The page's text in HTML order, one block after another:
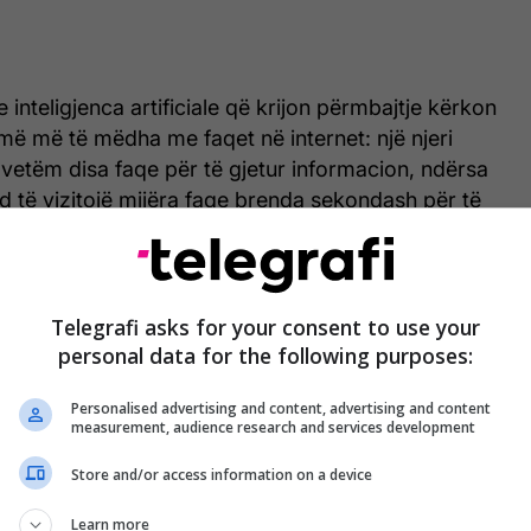
inteligjenca artificiale që krijon përmbajtje kërkon
më të mëdha me faqet në internet: një njeri
disa faqe për të gjetur informacion, ndërsa
të vizitojë mijëra faqe brenda sekondash për të
artificiale gjeneruese, botët përbënin
trafikut të internetit, ku ndër ta ishin edhe botët
të kërkimit si Googlebot. Por, “uria” për
ndryshim është po aq themelor sa tranzicioni
nga kompjuterët desktop te pajisjet mobile,
një infrastrukturë të re, si fizike ashtu edhe
Telegrafi asks for your consent to use your
personal data for the following purposes:
Personalised advertising and content, advertising and content
measurement, audience research and services development
Store and/or access information on a device
Learn more